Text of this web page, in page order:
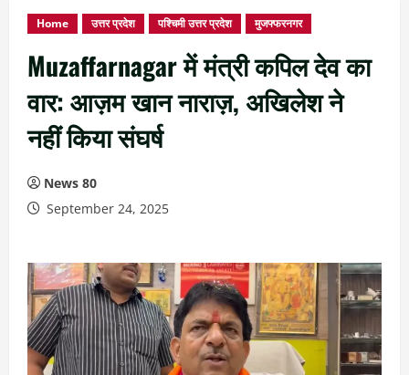
Home उत्तर प्रदेश पश्चिमी उत्तर प्रदेश मुजफ्फरनगर
Muzaffarnagar में मंत्री कपिल देव का
वार: आज़म खान नाराज़, अखिलेश ने
नहीं किया संघर्ष
News 80
September 24, 2025